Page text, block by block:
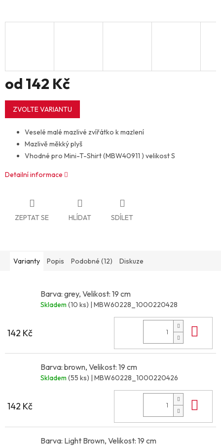
od 142 Kč
Měrná
cena:
ZVOLTE VARIANTU
Veselé malé mazlivé zvířátko k mazlení
Mazlivě měkký plyš
Vhodné pro Mini-T-Shirt (MBW40911 ) velikost S
Detailní informace
ZEPTAT SE HLÍDAT SDÍLET
Varianty Popis Podobné (12) Diskuze
Barva: grey, Velikost: 19 cm
Skladem (10 ks) | MBW60228_1000220428
142 Kč
Barva: brown, Velikost: 19 cm
Skladem (55 ks) | MBW60228_1000220426
142 Kč
Barva: Light Brown, Velikost: 19 cm